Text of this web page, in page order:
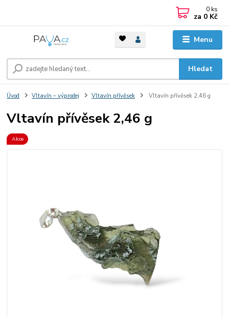
Menu
Hledat
0 ks
za 0 Kč
Úvod Vltavín – výprodej Vltavín přívěsek Vltavín přívěsek 2,46 g
Vltavín přívěsek 2,46 g
Akce